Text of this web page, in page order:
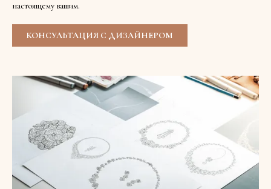
настоящему вашим.
КОНСУЛЬТАЦИЯ С ДИЗАЙНЕРОМ